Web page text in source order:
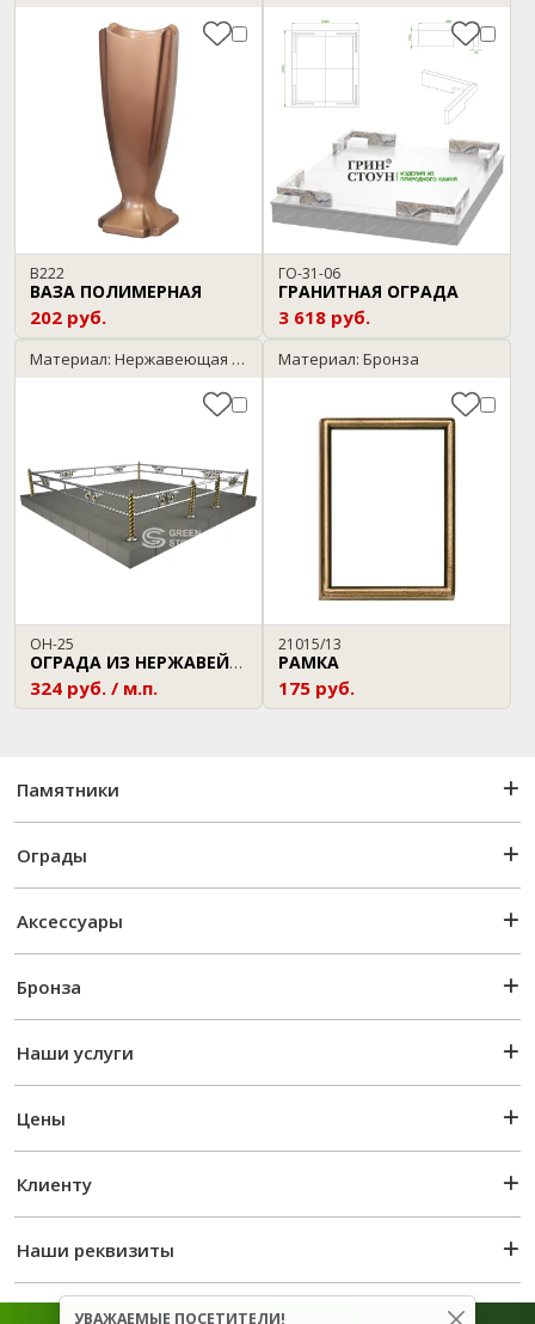
В222
ВАЗА ПОЛИМЕРНАЯ
202 руб.
ГО-31-06
ГРАНИТНАЯ ОГРАДА
3 618 руб.
Материал: Нержавеющая сталь
ОН-25
ОГРАДА ИЗ НЕРЖАВЕЙКИ
324 руб. / м.п.
Материал: Бронза
21015/13
РАМКА
175 руб.
Памятники
Ограды
Аксессуары
Бронза
Наши услуги
Цены
Клиенту
Наши реквизиты
УВАЖАЕМЫЕ ПОСЕТИТЕЛИ!